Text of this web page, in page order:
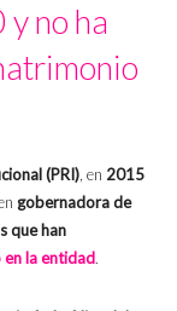
no ha
(PRI), en 2015
gobernadora de
que han
la entidad.